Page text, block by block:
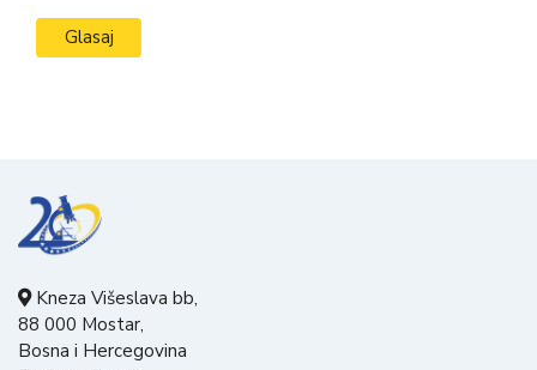
Kneza Višeslava bb,
88 000 Mostar,
Bosna i Hercegovina